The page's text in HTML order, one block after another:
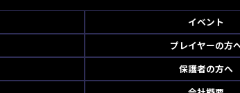
イベント
プレイヤーの方
保護者の方へ